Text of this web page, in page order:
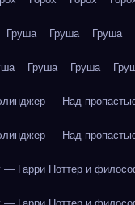
Груша Груша Груша
Груша Груша
— Над
— Над
Гарри Поттер и